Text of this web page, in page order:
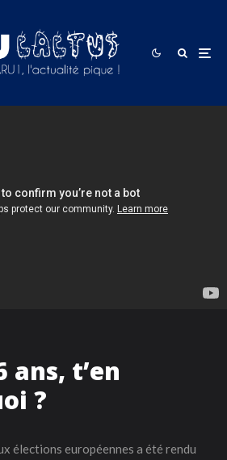
ans, t’en
?
élections européennes a été rendu